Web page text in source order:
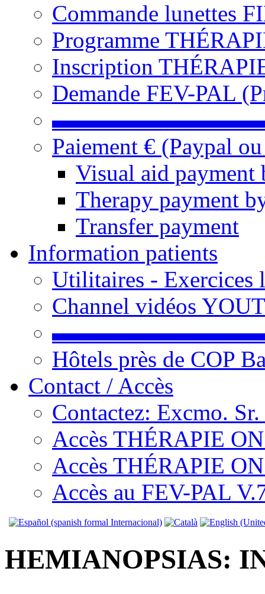
Commande lunettes
Programme
Inscription
Demande FEV-PAL
Paiement € (Paypal
Visual aid payment
Therapy payment
Transfer payment
Information patients
Utilitaires - Exercices
Channel vidéos
Hôtels près de COP
Contact / Accès
Contactez: Excmo.
Accès THÉRAPIE
Accès THÉRAPIE
Accès au FEV-PAL
HEMIANOPSIAS: